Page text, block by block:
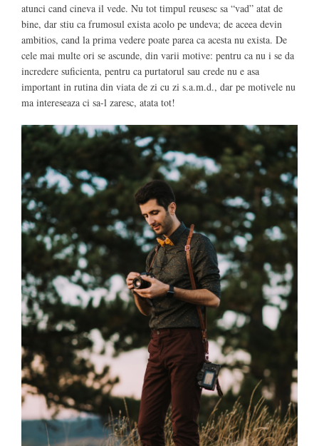
atunci cand cineva il vede. Nu tot timpul reusesc sa “vad” atat de
bine, dar stiu ca frumosul exista acolo pe undeva; de aceea devin
ambitios, cand la prima vedere poate parea ca acesta nu exista. De
cele mai multe ori se ascunde, din varii motive: pentru ca nu i se da
incredere suficienta, pentru ca purtatorul sau crede nu e asa
important in rutina din viata de zi cu zi s.a.m.d., dar pe motivele nu
ma intereseaza ci sa-l zaresc, atata tot!